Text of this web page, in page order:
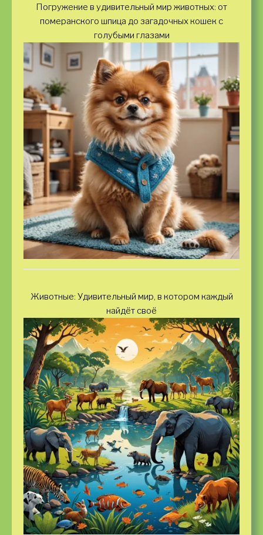
Погружение в удивительный мир животных: от
померанского шпица до загадочных кошек с
голубыми глазами
Животные: Удивительный мир, в котором каждый
найдёт своё